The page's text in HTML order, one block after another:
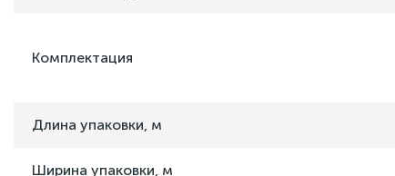
Комплектация
Длина упаковки, м
Ширина упаковки, м